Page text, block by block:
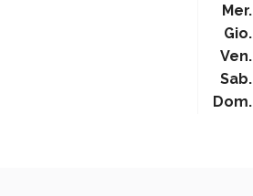
Mer.
Gio.
Ven.
Sab.
Dom.